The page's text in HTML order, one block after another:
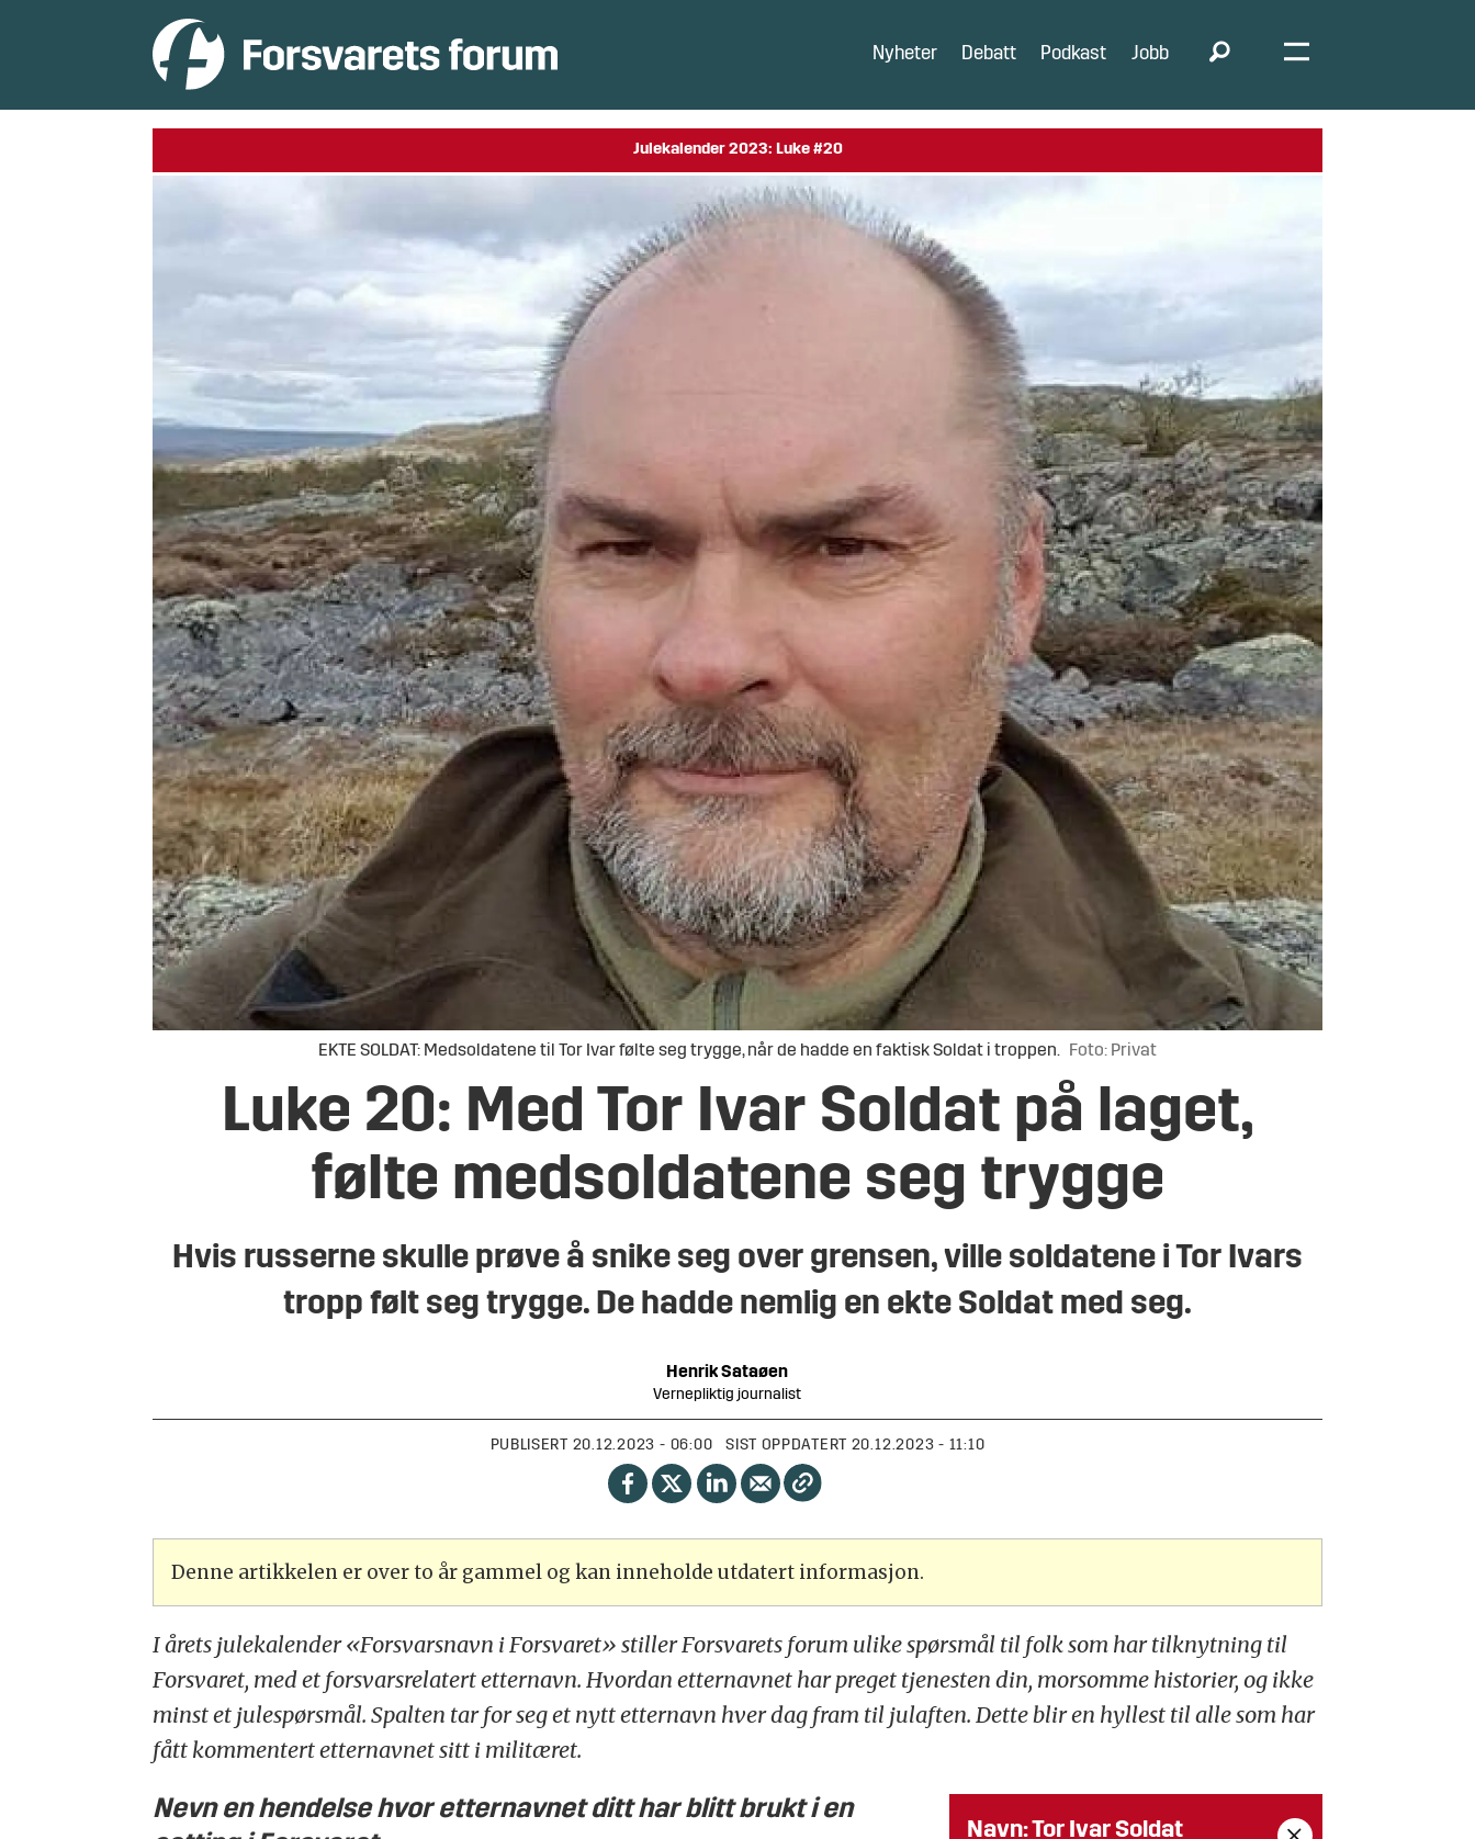
Nyheter Debatt Podkast Jobb
Julekalender 2023: Luke #20
EKTE SOLDAT: Medsoldatene til Tor Ivar følte seg trygge, når de hadde en faktisk Soldat i troppen. Foto: Privat
Luke 20: Med Tor Ivar Soldat på laget,
følte medsoldatene seg trygge
Hvis russerne skulle prøve å snike seg over grensen, ville soldatene i Tor Ivars
tropp følt seg trygge. De hadde nemlig en ekte Soldat med seg.
Henrik Sataøen
Vernepliktig journalist
PUBLISERT 20.12.2023 - 06:00 SIST OPPDATERT 20.12.2023 - 11:10
Denne artikkelen er over to år gammel og kan inneholde utdatert informasjon.
I årets julekalender «Forsvarsnavn i Forsvaret» stiller Forsvarets forum ulike spørsmål til folk som har tilknytning til
Forsvaret, med et forsvarsrelatert etternavn. Hvordan etternavnet har preget tjenesten din, morsomme historier, og ikke
minst et julespørsmål. Spalten tar for seg et nytt etternavn hver dag fram til julaften. Dette blir en hyllest til alle som har
fått kommentert etternavnet sitt i militæret.
Navn: Tor Ivar Soldat
Nevn en hendelse hvor etternavnet ditt har blitt brukt i en